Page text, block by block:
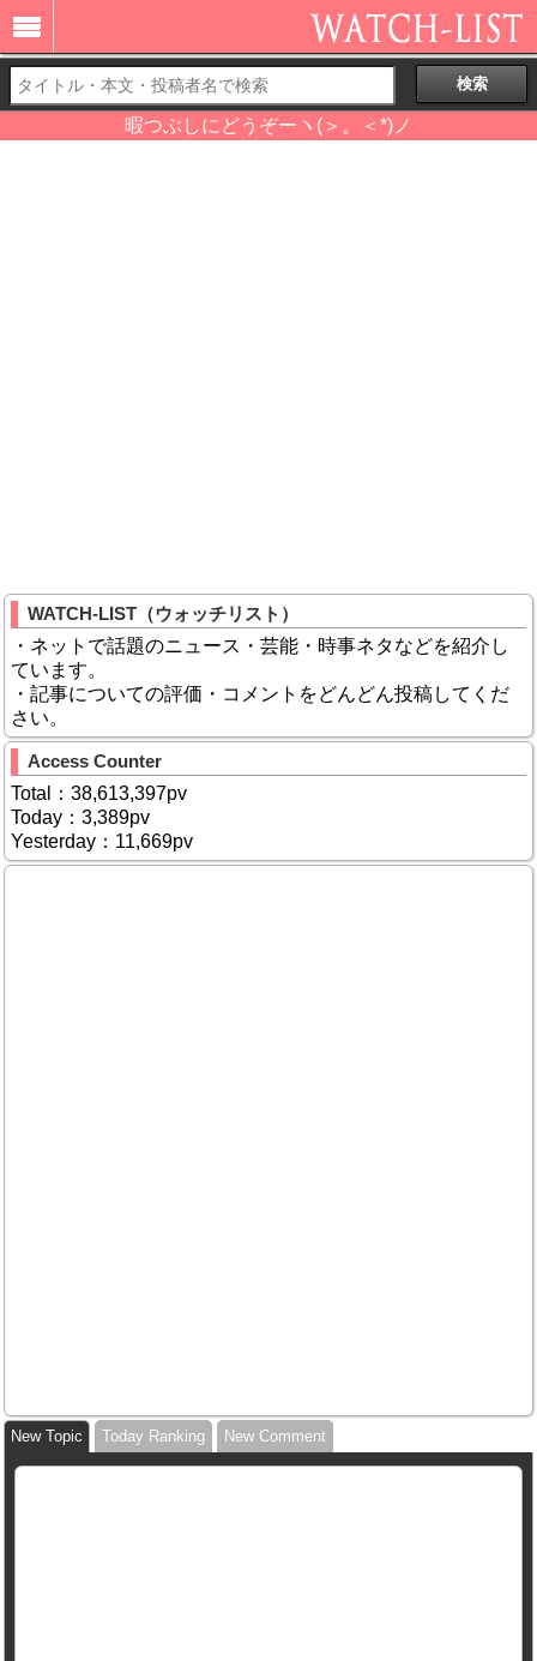
暇つぶしにどうぞーヽ(＞。＜*)ノ
WATCH-LIST（ウォッチリスト）
・ネットで話題のニュース・芸能・時事ネタなどを紹介し
ています。
・記事についての評価・コメントをどんどん投稿してくだ
さい。
Access Counter
Total：38,613,397pv
Today：3,389pv
Yesterday：11,669pv
New Topic Today Ranking New Comment